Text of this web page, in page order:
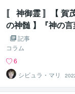
〚 神御霊 〛【 賀
の神髄 】『神の
扉 ②記事
コラム
6
シビュラ・マリ